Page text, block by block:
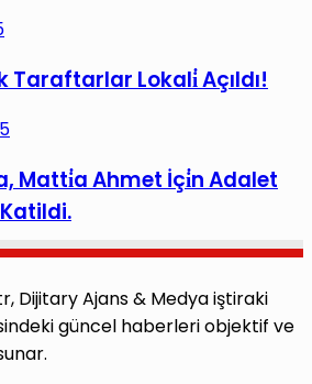
Taraftarlar Lokali̇ Açıldı!
Matti̇a Ahmet İçi̇n Adalet
Dijitary Ajans & Medya iştiraki
güncel haberleri objektif ve